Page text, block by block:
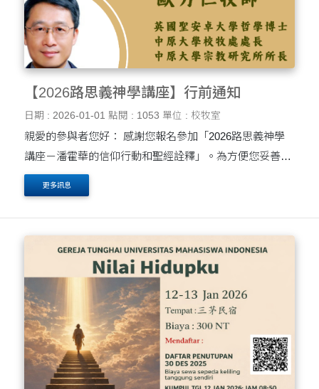
【2026路思義神學講座】行前通知
日期 : 2026-01-01 點閱 : 1053 單位 : 校牧室
親愛的參與者您好： 感謝您報名參加「2026路思義神學
講座－潘霍華的信仰行動和聖經詮釋」。為方便您妥善安
排行程，請參閱以下講座相關資訊： 講座日期｜ 2026年1
月10日（星期六） 報到時間｜ 09:00－09:20 ....
更多訊息